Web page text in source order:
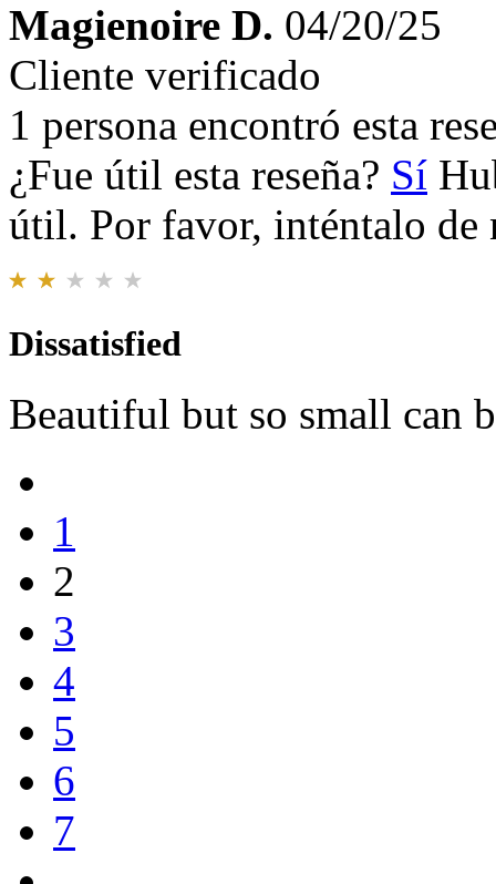
Magienoire D. 04/20/25
Cliente verificado
1 persona encontró esta
¿Fue útil esta reseña? Sí
útil. Por favor, inténtalo de
Dissatisfied
Beautiful but so small can
1
2
3
4
5
6
7